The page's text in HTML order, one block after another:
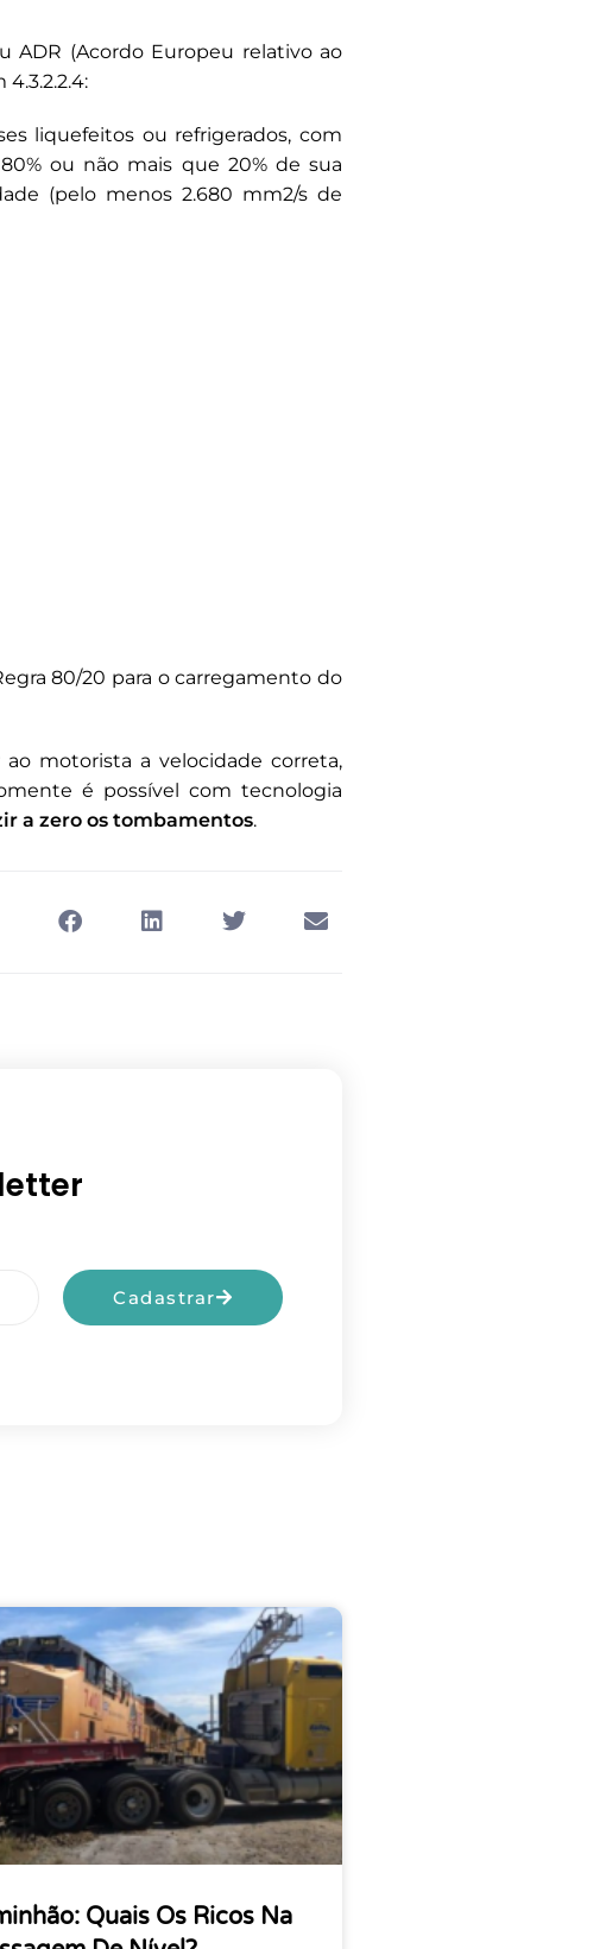
ADR (Acordo Europeu relativo ao
liquefeitos ou refrigerados, com
ou não mais que 20% de sua
(pelo menos 2.680 mm2/s de
80/20 para o carregamento do
motorista a velocidade correta,
é possível com tecnologia
a zero os tombamentos.
Cadastrar
Quais Os Ricos Na